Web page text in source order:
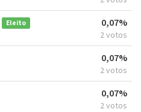
Eleito 0,07%
2 votos
0,07%
2 votos
0,07%
2 votos